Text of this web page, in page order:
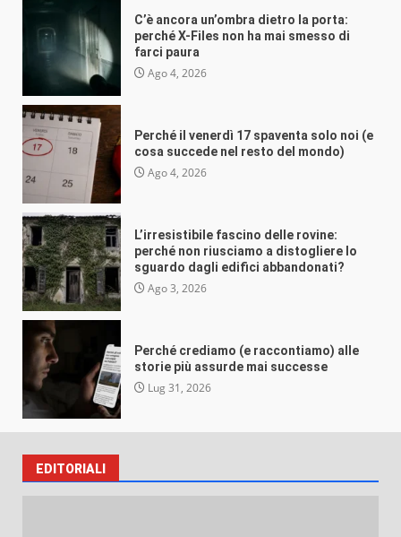
Misteri e insolito
L’irresistibile fascino delle rovine:
perché non riusciamo a distogliere lo
sguardo dagli edifici abbandonati?
VEB Ago 3, 2026
Misteri e insolito
Perché crediamo (e raccontiamo) alle
storie più assurde mai successe
VEB Lug 31, 2026
Misteri e insolito
C’è ancora un’ombra dietro la porta:
perché X-Files non ha mai smesso di
farci paura
Ago 4, 2026
Perché il venerdì 17 spaventa solo noi (e
cosa succede nel resto del mondo)
Ago 4, 2026
L’irresistibile fascino delle rovine:
perché non riusciamo a distogliere lo
sguardo dagli edifici abbandonati?
Ago 3, 2026
Perché crediamo (e raccontiamo) alle
storie più assurde mai successe
Lug 31, 2026
EDITORIALI